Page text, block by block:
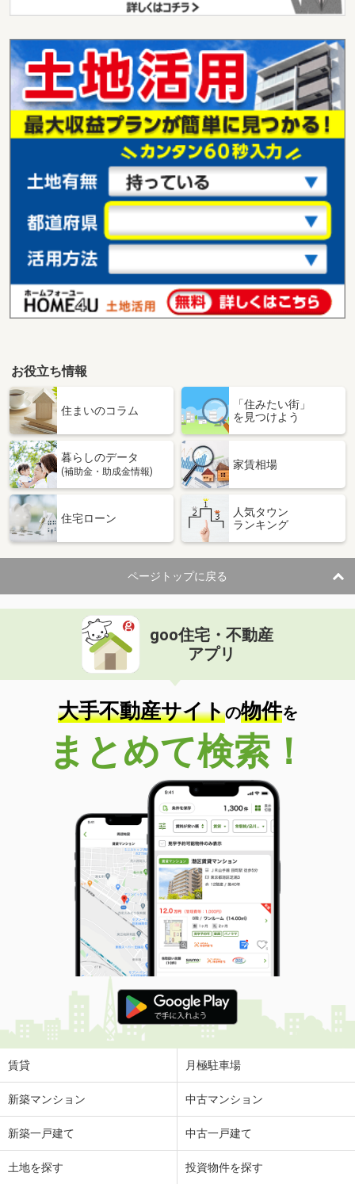
お役立ち情報
住まいのコラム
「住みたい街」
を見つけよう
暮らしのデータ
(補助金・助成金情報)
家賃相場
住宅ローン
人気タウン
ランキング
ページトップに戻る
goo住宅・不動産
アプリ
大手不動産サイトの物件を
まとめて検索！
賃貸 月極駐車場
新築マンション 中古マンション
新築一戸建て 中古一戸建て
土地を探す 投資物件を探す